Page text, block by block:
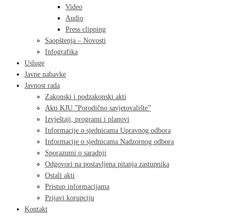
Video
Audio
Press clipping
Saopštenja – Novosti
Infografika
Usluge
Javne nabavke
Javnost rada
Zakonski i podzakonski akti
Akti KJU ”Porodično savjetovalište”
Izvještaji, programi i planovi
Informacije o sjednicama Upravnog odbora
Informacije o sjednicama Nadzornog odbora
Sporazumi o saradnji
Odgovori na postavljena pitanja zastupnika
Ostali akti
Pristup informacijama
Prijavi korupciju
Kontakt